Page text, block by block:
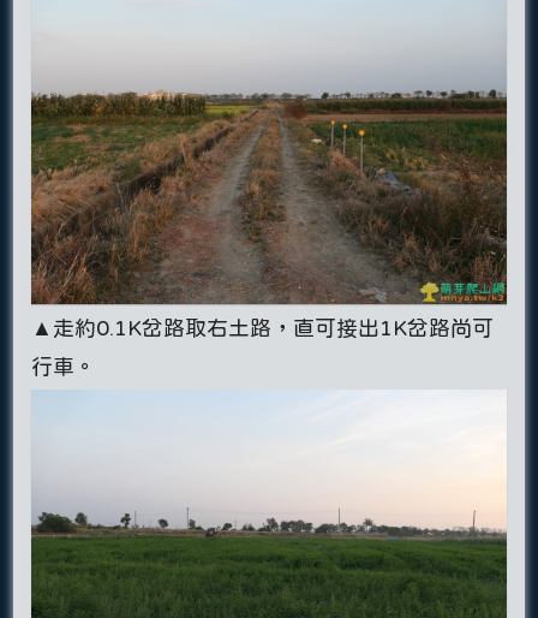
▲走約0.1K岔路取右土路，直可接出1K岔路尚可
行車。